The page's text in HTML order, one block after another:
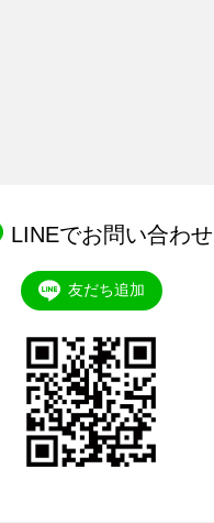
LINEでお問い合わせ
友だち追加